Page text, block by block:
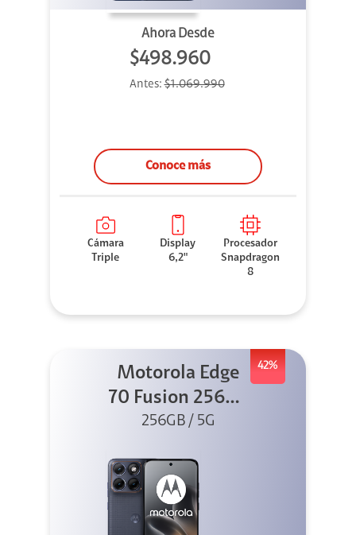
Ahora Desde
$498.960
Antes:$1.069.990
Conoce más
Cámara
Triple
Display
6,2"
Procesador
Snapdragon
8
42%
Motorola Edge
70 Fusion 256GB
Azul
256GB / 5G